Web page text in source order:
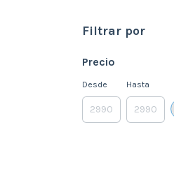
Filtrar por
Precio
Desde Hasta